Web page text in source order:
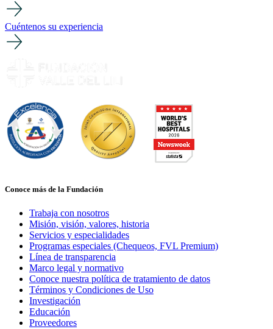
Cuéntenos su experiencia
Conoce más de la Fundación
Trabaja con nosotros
Misión, visión, valores, historia
Servicios y especialidades
Programas especiales (Chequeos, FVL Premium)
Línea de transparencia
Marco legal y normativo
Conoce nuestra política de tratamiento de datos
Términos y Condiciones de Uso
Investigación
Educación
Proveedores